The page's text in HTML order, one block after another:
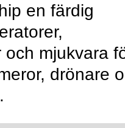
en färdig
mjukvara
drönare